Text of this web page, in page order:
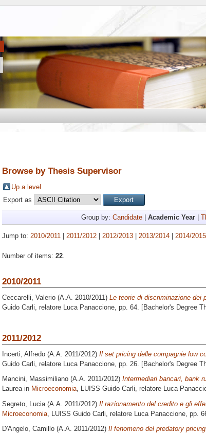
Browse by Thesis Supervisor
Up a level
Export as
Group by: Candidate Academic Year
Jump to: 2010/2011 2011/2012 2012/2013 2013/2014 2014/2015
Number of items: 22.
2010/2011
Ceccarelli, Valerio (A.A. 2010/2011) Le teorie di discriminazione dei
Guido Carli, relatore Luca Panaccione , pp. 64. [Bachelor's Degree
2011/2012
Incerti, Alfredo (A.A. 2011/2012) Il set pricing delle compagnie low
Guido Carli, relatore Luca Panaccione , pp. 26. [Bachelor's Degree
Mancini, Massimiliano (A.A. 2011/2012) Intermediari bancari, bank
Laurea in Microeconomia, LUISS Guido Carli, relatore Luca
Segreto, Lucia (A.A. 2011/2012) Il razionamento del credito e gli
Microeconomia , LUISS Guido Carli, relatore Luca Panaccione , pp.
D'Angelo, Camillo (A.A. 2011/2012) Il fenomeno del predatory